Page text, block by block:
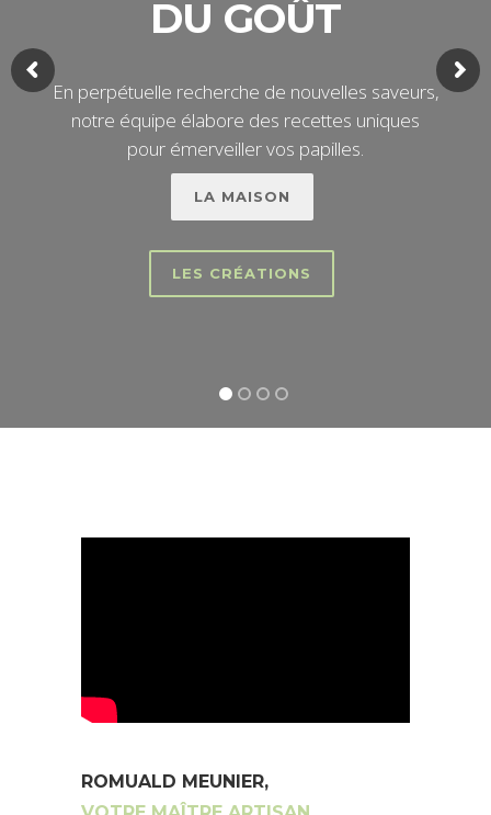
DU GOÛT
En perpétuelle recherche de nouvelles saveurs,
notre équipe élabore des recettes uniques
pour émerveiller vos papilles.
LA MAISON
LES CRÉATIONS
ROMUALD MEUNIER,